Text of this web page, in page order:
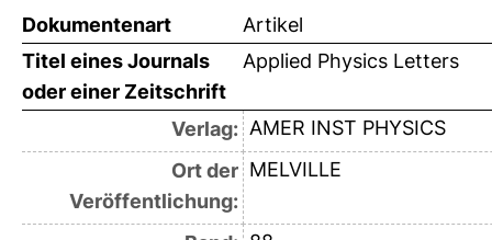
Dokumentenart
Artikel
Titel eines Journals
oder einer Zeitschrift
Applied Physics Letters
Verlag: AMER INST PHYSICS
Ort der
Veröffentlichung:
MELVILLE